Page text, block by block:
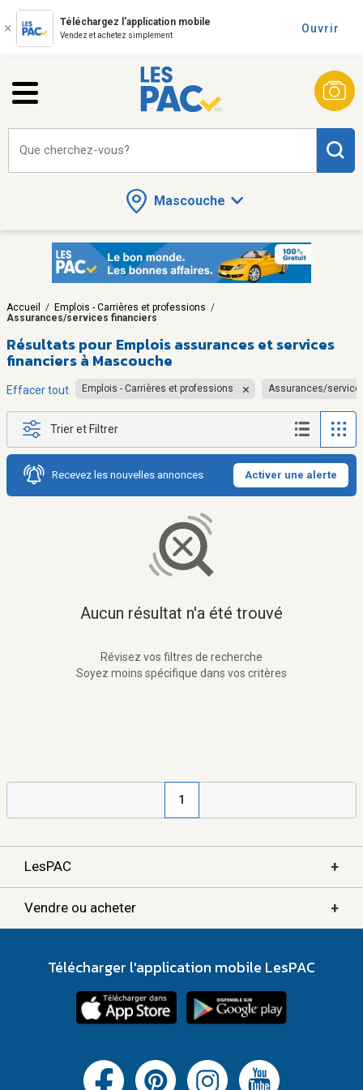
Téléchargez l'application mobile
Vendez et achetez simplement
Ouvrir
Mascouche
Que cherchez-vous?
Accueil / Emplois - Carrières et professions /
Assurances/services financiers
Résultats pour Emplois assurances et services
financiers à Mascouche
Effacer tout Emplois - Carrières et professions Assurances/
Trier et Filtrer
Recevez les nouvelles annonces Activer une alerte
Aucun résultat n'a été trouvé
Révisez vos filtres de recherche
Soyez moins spécifique dans vos critères
1
LesPAC +
Vendre ou acheter +
Télécharger l'application mobile LesPAC